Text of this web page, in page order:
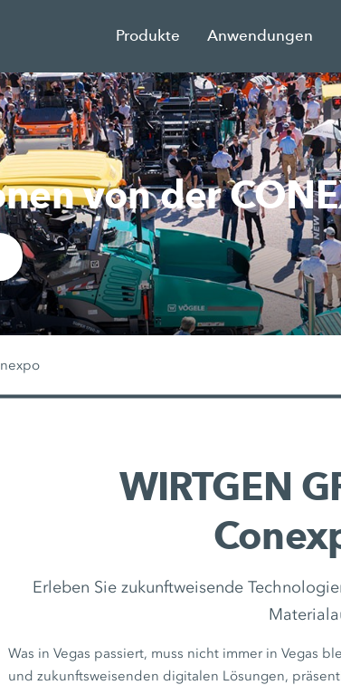
Produkte Anwendungen
von der
WIRTGEN
Erleben Sie zukunftweisende
Was in Vegas passiert, muss nicht immer in Vegas
und zukunftsweisenden digitalen Lösungen,